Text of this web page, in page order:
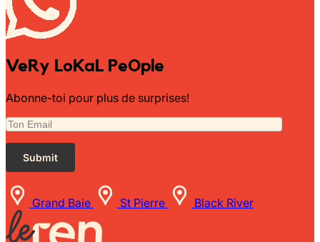
VeRy LoKaL PeOple
Abonne-toi pour plus de surprises!
Grand Baie St Pierre Black River